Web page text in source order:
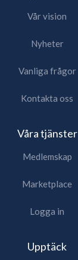
Vår vision
Nyheter
Vanliga frågor
Kontakta oss
Våra tjänster
Medlemskap
Marketplace
Logga in
Upptäck